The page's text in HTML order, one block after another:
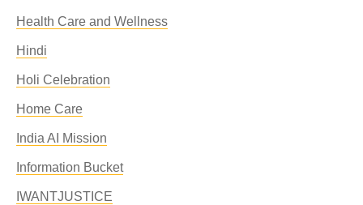
Health Care and Wellness
Hindi
Holi Celebration
Home Care
India AI Mission
Information Bucket
IWANTJUSTICE